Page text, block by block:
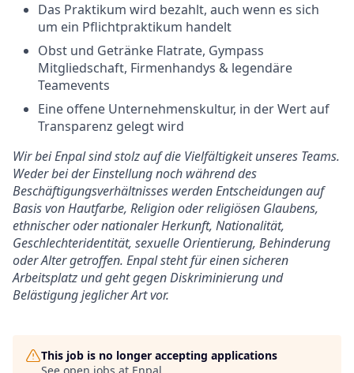
Das Praktikum wird bezahlt, auch wenn es sich
um ein Pflichtpraktikum handelt
Obst und Getränke Flatrate, Gympass
Mitgliedschaft, Firmenhandys & legendäre
Teamevents
Eine offene Unternehmenskultur, in der Wert auf
Transparenz gelegt wird
Wir bei Enpal sind stolz auf die Vielfältigkeit unseres Teams.
Weder bei der Einstellung noch während des
Beschäftigungsverhältnisses werden Entscheidungen auf
Basis von Hautfarbe, Religion oder religiösen Glaubens,
ethnischer oder nationaler Herkunft, Nationalität,
Geschlechteridentität, sexuelle Orientierung, Behinderung
oder Alter getroffen. Enpal steht für einen sicheren
Arbeitsplatz und geht gegen Diskriminierung und
Belästigung jeglicher Art vor.
This job is no longer accepting applications